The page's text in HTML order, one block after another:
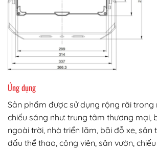
Ứng dụng
Sản phẩm được sử dụng rộng rãi trong
chiếu sáng như: trung tâm thương mại,
ngoài trời, nhà triển lãm, bãi đỗ xe, sân
đấu thể thao, công viên, sân vườn,